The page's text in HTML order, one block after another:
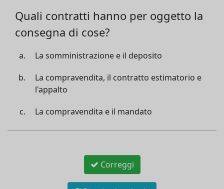
Quali contratti hanno per oggetto la
consegna di cose?
La somministrazione e il deposito
La compravendita, il contratto estimatorio e
l'appalto
La compravendita e il mandato
Correggi